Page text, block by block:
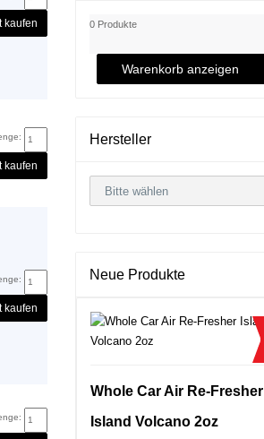
kaufen
kaufen
kaufen
0 Produkte
Warenkorb anzeigen
Hersteller
Neue Produkte
Whole Car Air Re-Fresher
Island Volcano 2oz